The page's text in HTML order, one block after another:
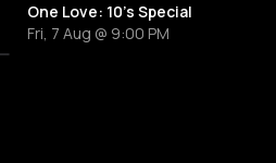
One Love: 10's Special
Fri, 7 Aug @ 9:00 PM